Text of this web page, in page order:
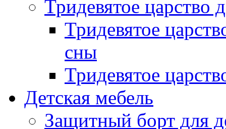
Тридевятое царство
Тридевятое
сны
Тридевятое
Детская мебель
Защитный борт для